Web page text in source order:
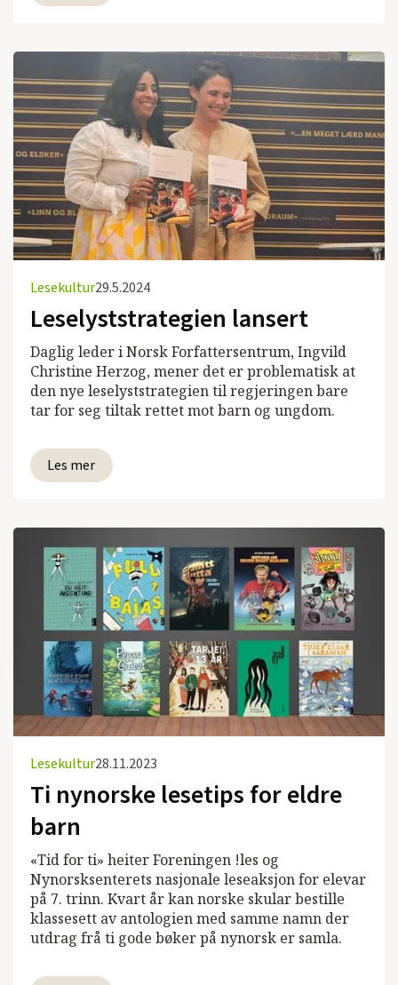
Lesekultur29.5.2024
Leselyststrategien lansert
Daglig leder i Norsk Forfattersentrum, Ingvild
Christine Herzog, mener det er problematisk at
den nye leselyststrategien til regjeringen bare
tar for seg tiltak rettet mot barn og ungdom.
Les mer
Lesekultur28.11.2023
Ti nynorske lesetips for eldre
barn
«Tid for ti» heiter Foreningen !les og
Nynorsksenterets nasjonale leseaksjon for elevar
på 7. trinn. Kvart år kan norske skular bestille
klassesett av antologien med samme namn der
utdrag frå ti gode bøker på nynorsk er samla.